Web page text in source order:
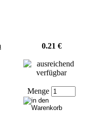
0.21 €
Menge